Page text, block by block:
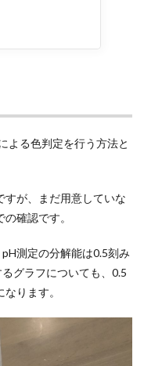
よる色判定を行う方法と
すが、まだ用意していな
確認です。
測定の分解能は0.5刻み
グラフについても、0.5
ります。